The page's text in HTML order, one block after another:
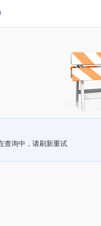
查询中，请刷新重试